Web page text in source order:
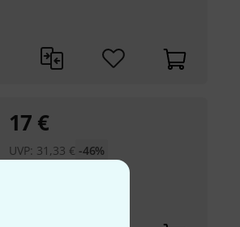
17 €
UVP: 31,33 € -46%